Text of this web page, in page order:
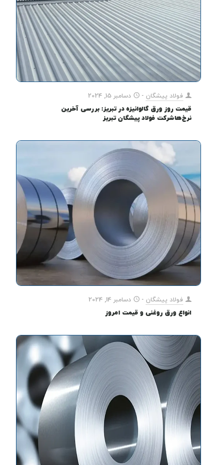
فولاد پیشگان -
دسامبر 15, 2024
قیمت روز ورق گالوانیزه در تبریز: بررسی آخرین
نرخ‌هاشرکت فولاد پیشگان تبریز
فولاد پیشگان -
دسامبر 14, 2024
انواع ورق روغنی و قیمت امروز